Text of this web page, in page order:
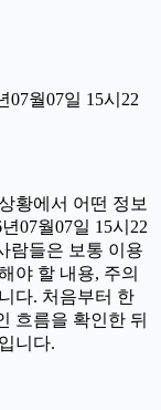
07월07일 15시22
황에서 어떤 정보
07월07일 15시22
람들은 보통 이용
야 할 내용, 주의
다. 처음부터 한
흐름을 확인한 뒤
니다.